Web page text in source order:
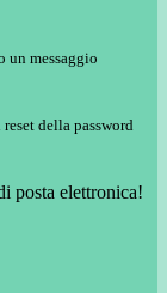
un messaggio
della password
posta elettronica!